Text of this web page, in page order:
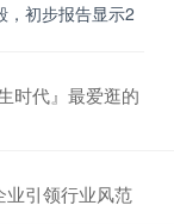
，初步报告显示2
时代』最爱逛的
业引领行业风范